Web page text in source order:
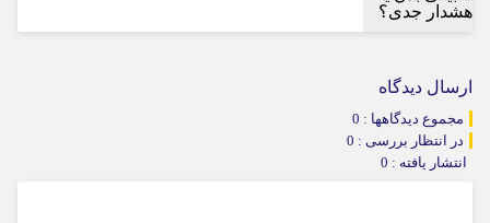
ارسال دیدگاه
مجموع دیدگاهها : 0
در انتظار بررسی : 0
انتشار یافته : 0